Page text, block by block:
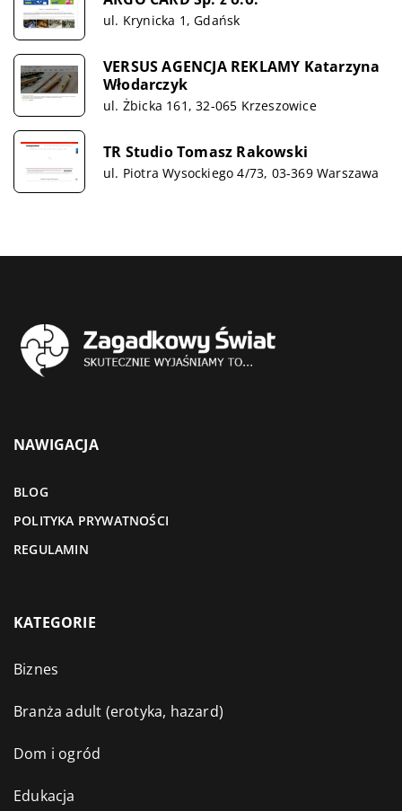
ul. Krynicka 1, Gdańsk
VERSUS AGENCJA REKLAMY Katarzyna
Włodarczyk
ul. Żbicka 161, 32-065 Krzeszowice
TR Studio Tomasz Rakowski
ul. Piotra Wysockiego 4/73, 03-369 Warszawa
NAWIGACJA
BLOG
POLITYKA PRYWATNOŚCI
REGULAMIN
KATEGORIE
Biznes
Branża adult (erotyka, hazard)
Dom i ogród
Edukacja